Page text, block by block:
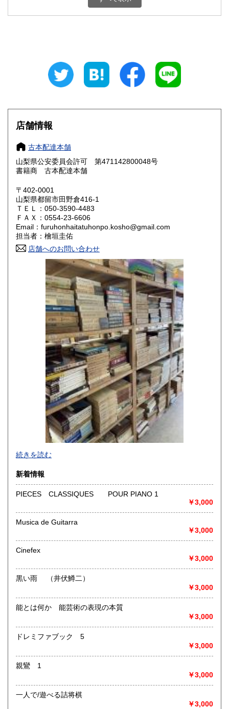
800円 三重県
大阪府
奈良県
鳥取県 800円 島根県
岡山県
山口県 800円
香川県 800円 愛媛県
高知県 800円
800円 長崎県
800円 大分県
800円 鹿児島県
1,500円
店舗情報
古本配達本舗
山梨県公安委員会許可 第471142800048号
書籍商 古本配達本舗
〒402-0001
山梨県都留市田野倉416-1
ＴＥＬ：050-3590-4483
ＦＡＸ：0554-23-6606
Email：furuhonhaitatuhonpo.kosho@gmail.com
担当者：檜垣圭佑
店舗へのお問い合わせ
-
沿線名：-
最寄駅：-
営業時間：-
定休日：-
書籍の買取について
取り扱い分野
総記、哲学宗教、歴史、社会科学、自然科学、美術工芸、国
語国文、外国文学、古典籍、近代文献、趣味、外国書、サブ
続きを読む
新着情報
PIECES CLASSIQUES POUR PIANO 1
￥3,000
Musica de Guitarra
￥3,000
Cinefex
￥3,000
黒い雨 （井伏鱒二）
￥3,000
能とは何か 能芸術の表現の本質
￥3,000
ドレミファブック 5
￥3,000
親鸞 1
￥3,000
一人で/遊べる詰将棋
￥3,000